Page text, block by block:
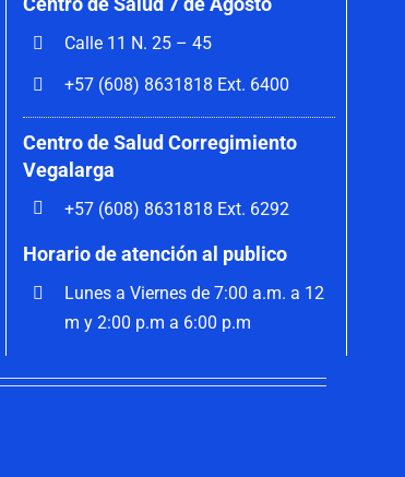
Calle 11 N. 25 – 45
+57 (608) 8631818 Ext. 6400
Centro de Salud Corregimiento
Vegalarga
+57 (608) 8631818 Ext. 6292
Horario de atención al publico
Lunes a Viernes de 7:00 a.m. a 12
m y 2:00 p.m a 6:00 p.m